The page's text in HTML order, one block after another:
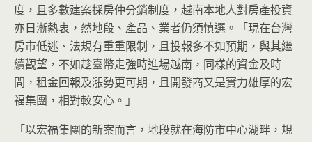
度，且多數建案採房仲分銷制度，越南本地人對房產投資
亦日漸熱衷，然地段、產品、業者仍須慎選。「現在台灣
房市低迷、法規有重重限制，且投報多不如預期，與其繼
續觀望，不如趁臺幣走強時進場越南，同樣的資金及時
間，租金回報及漲勢更可期，且開發商又是實力雄厚的宏
福集團，相對較安心。」
「以宏福集團的新案而言，地段就在海防市中心湖畔，規